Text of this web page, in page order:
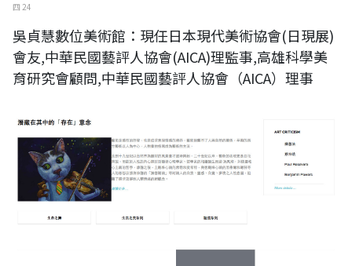
四 24
吳貞慧數位美術館：現任日本現代美術協會(日現展)
會友,中華民國藝評人協會(AICA)理監事,高雄科學美
育研究會顧問,中華民國藝評人協會（AICA）理事